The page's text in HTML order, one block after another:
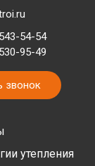
утепления
54-54
95-49
звонок